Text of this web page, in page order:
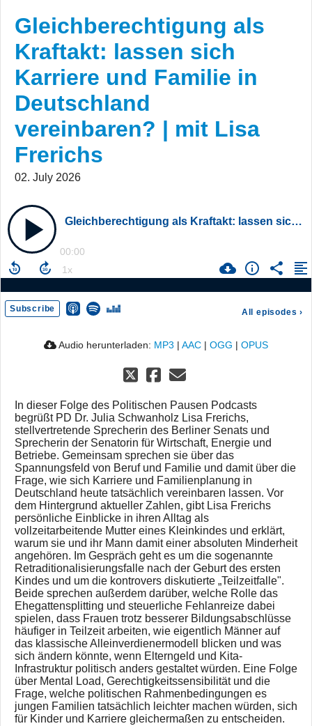
Gleichberechtigung als
Kraftakt: lassen sich
Karriere und Familie in
Deutschland
vereinbaren? | mit Lisa
Frerichs
02. July 2026
Gleichberechtigung als Kraftakt: lassen sich Karriere und Familie in Deutschland vereinbaren? | mit Lisa Frerichs
00:00
Subscribe All episodes ›
Audio herunterladen: MP3 | AAC | OGG | OPUS
In dieser Folge des Politischen Pausen Podcasts
begrüßt PD Dr. Julia Schwanholz Lisa Frerichs,
stellvertretende Sprecherin des Berliner Senats und
Sprecherin der Senatorin für Wirtschaft, Energie und
Betriebe. Gemeinsam sprechen sie über das
Spannungsfeld von Beruf und Familie und damit über die
Frage, wie sich Karriere und Familienplanung in
Deutschland heute tatsächlich vereinbaren lassen. Vor
dem Hintergrund aktueller Zahlen, gibt Lisa Frerichs
persönliche Einblicke in ihren Alltag als
vollzeitarbeitende Mutter eines Kleinkindes und erklärt,
warum sie und ihr Mann damit einer absoluten Minderheit
angehören. Im Gespräch geht es um die sogenannte
Retraditionalisierungsfalle nach der Geburt des ersten
Kindes und um die kontrovers diskutierte „Teilzeitfalle".
Beide sprechen außerdem darüber, welche Rolle das
Ehegattensplitting und steuerliche Fehlanreize dabei
spielen, dass Frauen trotz besserer Bildungsabschlüsse
häufiger in Teilzeit arbeiten, wie eigentlich Männer auf
das klassische Alleinverdienermodell blicken und was
sich ändern könnte, wenn Elterngeld und Kita-
Infrastruktur politisch anders gestaltet würden. Eine Folge
über Mental Load, Gerechtigkeitssensibilität und die
Frage, welche politischen Rahmenbedingungen es
jungen Familien tatsächlich leichter machen würden, sich
für Kinder und Karriere gleichermaßen zu entscheiden.